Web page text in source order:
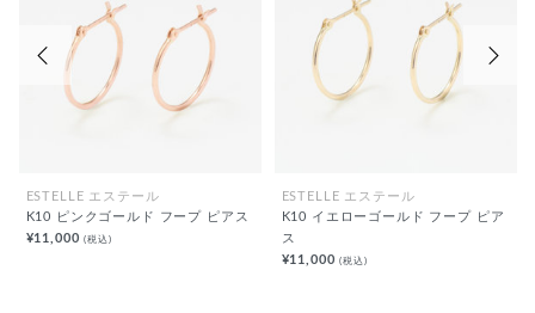
ESTELLE エステール
K10 ピンクゴールド フープ ピアス
¥11,000(税込)
ESTELLE エステール
K10 イエローゴールド フープ ピア
ス
¥11,000(税込)
前の画像